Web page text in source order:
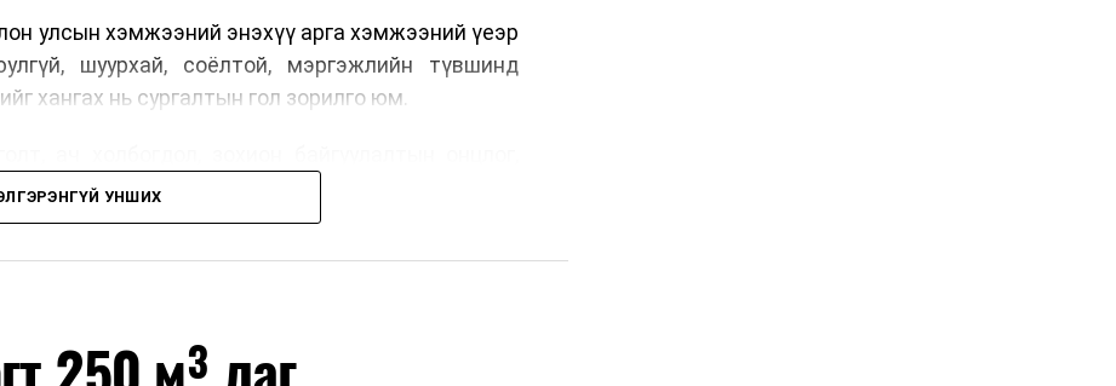
улсын хэмжээний энэхүү арга хэмжээний үеэр
шуурхай, соёлтой, мэргэжлийн түвшинд
хангах нь сургалтын гол зорилго юм.
стандарт, жолооч нарын үүрэг
соёл, ёс зүй, мэргэжлийн харилцааны талаар
авах, зочид буудал болон арга хэмжээний
зохион байгуулалт, цагийн менежмент,
байгууллагуудын уялдаа холбоо, аюулгүй
УНШИХ